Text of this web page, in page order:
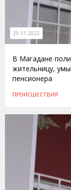
29.11.2022
В Магадане
жительницу,
пенсионера
ПРОИСШЕСТВИЯ